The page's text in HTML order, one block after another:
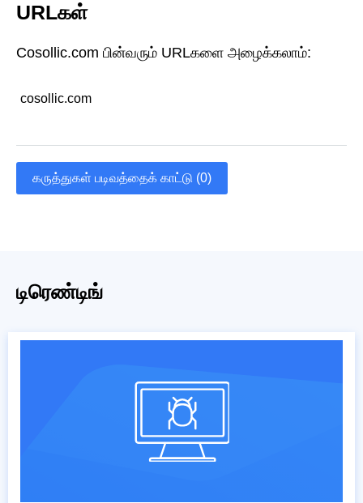
URLகள்
Cosollic.com பின்வரும் URLகளை அழைக்கலாம்:
cosollic.com
கருத்துகள் படிவத்தைக் காட்டு (0)
டிரெண்டிங்